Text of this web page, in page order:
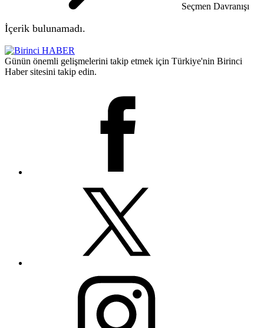
Seçmen Davranışı
İçerik bulunamadı.
Günün önemli gelişmelerini takip etmek için Türkiye'nin Birinci
Haber sitesini takip edin.